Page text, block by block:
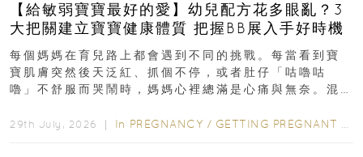
【給敏弱寶寶最好的愛】幼兒配方花多眼亂？3
大把關建立寶寶健康體質 把握BB展入手好時機
每個媽媽在育兒路上都會遇到不同的挑戰。每當看到寶
寶肌膚突然後天泛紅、抓個不停，或者肚仔「咕嚕咕
嚕」不舒服而哭鬧時，媽媽心裡總滿是心痛與無奈。混
29th July, 2026 ｜ In PREGNANCY / GETTING PREGNANT